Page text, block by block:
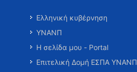
Ελληνική κυβέρνηση
ΥΝΑΝΠ
Η σελίδα μου - Portal
Επιτελική Δομή ΕΣΠΑ ΥΝΑΝΠ